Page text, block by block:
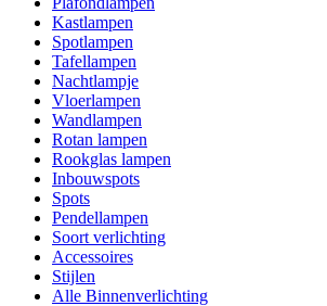
Kastlampen
Spotlampen
Tafellampen
Nachtlampje
Vloerlampen
Wandlampen
Rotan lampen
Rookglas lampen
Inbouwspots
Spots
Pendellampen
Soort verlichting
Accessoires
Stijlen
Alle Binnenverlichting